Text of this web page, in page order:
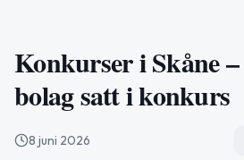
Konkurser i Skåne
bolag satt i konkurs
8 juni 2026